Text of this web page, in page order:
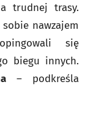
trudnej trasy.
nawzajem
się
biegu innych.
– podkreśla